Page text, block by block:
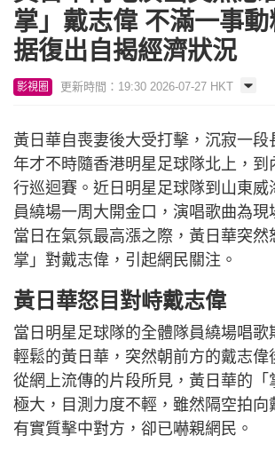
掌」戴志偉 不滿一事
据復出自揭經濟狀況
影視圈 更新時間：19:30 2026-07-27 HKT
黃日華自喪妻後大受打擊，沉寂一段
年才不時隨香港明星足球隊北上，到
行巡迴賽。近日明星足球隊到山東威
員繞場一周大開金口，演唱歌曲為現
當日在氣氛最高漲之際，黃日華突然
掌」對戴志偉，引起網民關注。
黃日華怒目對峙戴志偉
當日明星足球隊的全體隊員繞場唱歌
輕鬆的黃日華，突然朝前方的戴志偉
從網上流傳的片段所見，黃日華的「
極大，目測力度不輕，雖然隔空拍向
有實質擊中對方，卻已嚇親網民。